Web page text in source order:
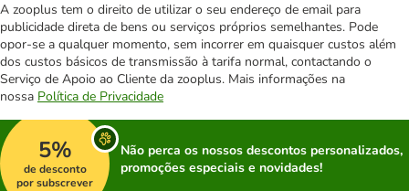
A zooplus tem o direito de utilizar o seu endereço de email para
publicidade direta de bens ou serviços próprios semelhantes. Pode
opor-se a qualquer momento, sem incorrer em quaisquer custos além
dos custos básicos de transmissão à tarifa normal, contactando o
Serviço de Apoio ao Cliente da zooplus. Mais informações na
nossa Política de Privacidade
5%
de desconto
por subscrever
Não perca os nossos descontos personalizados,
promoções especiais e novidades!